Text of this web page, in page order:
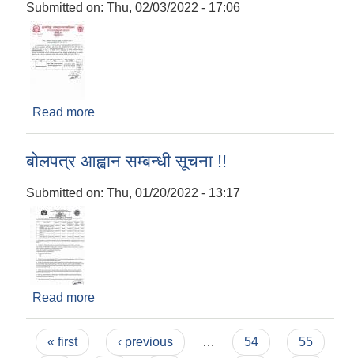
Submitted on: Thu, 02/03/2022 - 17:06
Read more
बोलपत्र आह्वान सम्बन्धी सूचना !!
Submitted on: Thu, 01/20/2022 - 13:17
Read more
Pages
« first ‹ previous … 54
55